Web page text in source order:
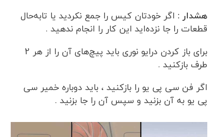
هشدار : اگر خودتان کیس را جمع نکردید یا تابه‌حال
قطعات را جا نزده‌اید این کار را انجام ندهید .
برای باز کردن درایو نوری باید پیچ‌های آن را از هر 2
طرف بازکنید .
اگر فن سی پی یو را بازکنید ، باید دوباره خمیر سی
پی یو به آن بزنید و سپس آن را جا بزنید .